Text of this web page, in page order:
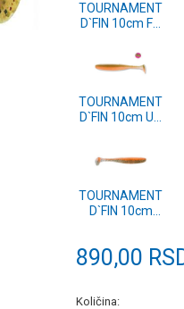
TOURNAMENT
D`FIN 10cm FP
TOURNAMENT
D`FIN 10cm UP
TOURNAMENT
D`FIN 10cm
890,00
Količina: